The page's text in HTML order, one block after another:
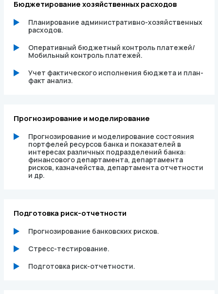
Бюджетирование хозяйственных расходов
Планирование административно-хозяйственных
расходов.
Оперативный бюджетный контроль платежей/
Мобильный контроль платежей.
Учет фактического исполнения бюджета и план-
факт анализ.
Прогнозирование и моделирование
Прогнозирование и моделирование состояния
портфелей ресурсов банка и показателей в
интересах различных подразделений банка:
финансового департамента, департамента
рисков, казначейства, департамента отчетности
и др.
Подготовка риск-отчетности
Прогнозирование банковских рисков.
Стресс-тестирование.
Подготовка риск-отчетности.